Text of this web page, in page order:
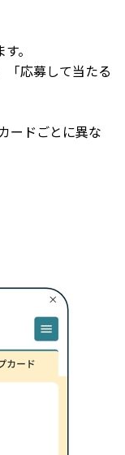
。
「応募して当たる
ードごとに異な